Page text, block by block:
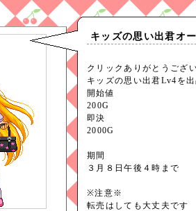
キッズの思い出君オ
クリックありがとうござ
キッズの思い出君Lv4を
開始値
200G
即決
2000G
期間
３月８日午後４時まで
※注意※
転売はしても大丈夫です